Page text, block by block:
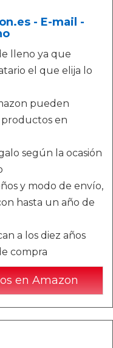
- E-mail -
lleno ya que
el que elija lo
pueden
en
según la ocasión
y modo de envío,
hasta un año de
a los diez años
compra
en Amazon